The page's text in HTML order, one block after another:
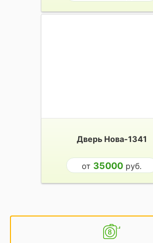
Дверь Нова-1341
от 35000 руб.